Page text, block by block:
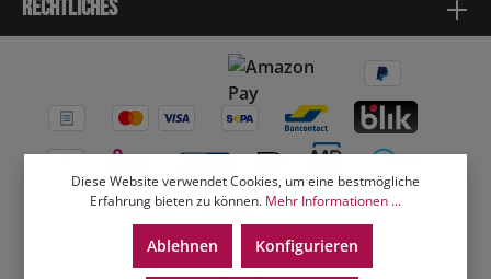
Rechtliches
Diese Website verwendet Cookies, um eine bestmögliche
Erfahrung bieten zu können. Mehr Informationen ...
Ablehnen Konfigurieren